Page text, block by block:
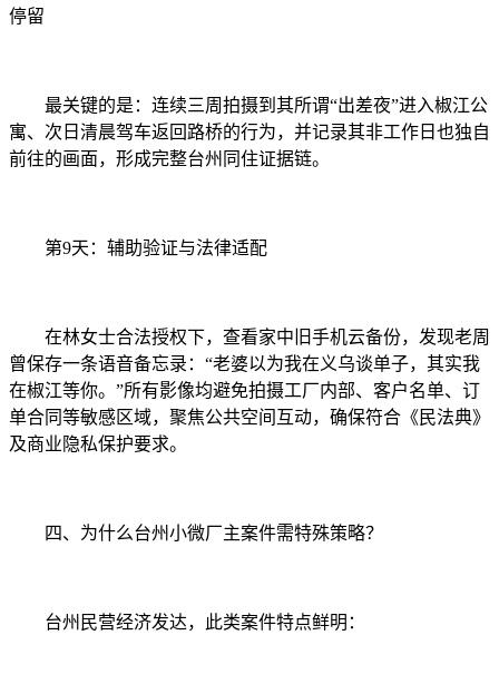
停留
最关键的是：连续三周拍摄到其所谓“出差夜”进入椒江公
寓、次日清晨驾车返回路桥的行为，并记录其非工作日也独自
前往的画面，形成完整台州同住证据链。
第9天：辅助验证与法律适配
在林女士合法授权下，查看家中旧手机云备份，发现老周
曾保存一条语音备忘录：“老婆以为我在义乌谈单子，其实我
在椒江等你。”所有影像均避免拍摄工厂内部、客户名单、订
单合同等敏感区域，聚焦公共空间互动，确保符合《民法典》
及商业隐私保护要求。
四、为什么台州小微厂主案件需特殊策略？
台州民营经济发达，此类案件特点鲜明：